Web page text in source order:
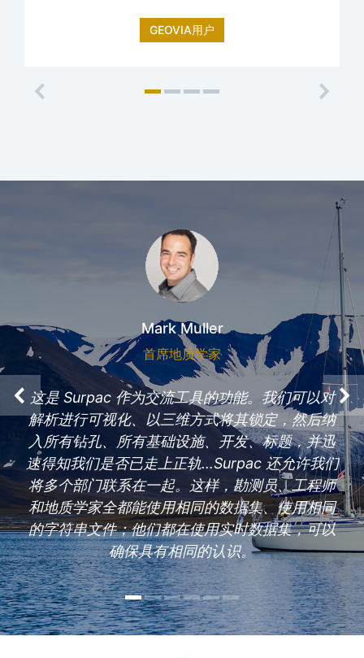
GEOVIA用户
Mark Muller
首席地质学家
这是 Surpac 作为交流工具的功能。我们可以对
解析进行可视化、以三维方式将其锁定，然后纳
入所有钻孔、所有基础设施、开发、标题，并迅
速得知我们是否已走上正轨…Surpac 还允许我们
将多个部门联系在一起。这样，勘测员、工程师
和地质学家全都能使用相同的数据集、使用相同
的字符串文件；他们都在使用实时数据集，可以
确保具有相同的认识。